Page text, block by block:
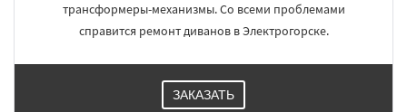
трансформеры-механизмы. Со всеми проблемами
справится ремонт диванов в Электрогорске.
ЗАКАЗАТЬ